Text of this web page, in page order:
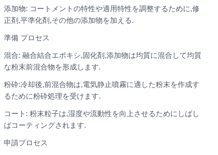
添加物: コートメントの特性や適用特性を調整するために,修
正剤,平準化剤,その他の添加物を加える.
準備 プロセス
混合: 融合結合エポキシ,固化剤,添加物は均質に混合して均質
な粉末前混合物を形成します.
粉砕:冷却後,前混合物は,電気静止噴霧に適した粉末を作成す
るために粉砕処理を受けます.
コート: 粉末粒子は,湿度や流動性を向上させるためにしばし
ばコーティングされます.
申請プロセス